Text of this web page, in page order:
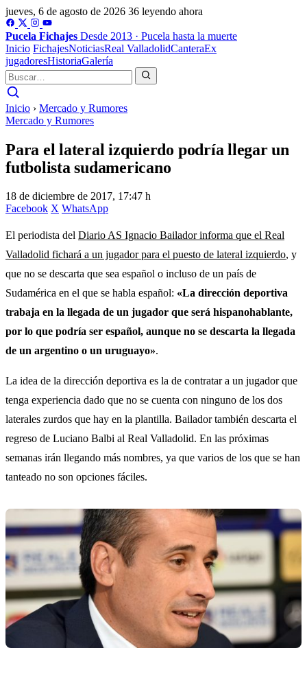
jueves, 6 de agosto de 2026 36 leyendo ahora
Pucela Fichajes Desde 2013 · Pucela hasta la muerte
Inicio FichajesNoticiasReal ValladolidCanteraEx
jugadoresHistoriaGalería
Inicio › Mercado y Rumores
Mercado y Rumores
Para el lateral izquierdo podría llegar un
futbolista sudamericano
18 de diciembre de 2017, 17:47 h
Facebook X WhatsApp
El periodista del Diario AS Ignacio Bailador informa que el Real
Valladolid fichará a un jugador para el puesto de lateral izquierdo, y
que no se descarta que sea español o incluso de un país de
Sudamérica en el que se habla español: «La dirección deportiva
trabaja en la llegada de un jugador que será hispanohablante,
por lo que podría ser español, aunque no se descarta la llegada
de un argentino o un uruguayo».
La idea de la dirección deportiva es la de contratar a un jugador que
tenga experiencia dado que no se cuenta con ninguno de los dos
laterales zurdos que hay en la plantilla. Bailador también descarta el
regreso de Luciano Balbi al Real Valladolid. En las próximas
semanas irán llegando más nombres, ya que varios de los que se han
tanteado no son opciones fáciles.